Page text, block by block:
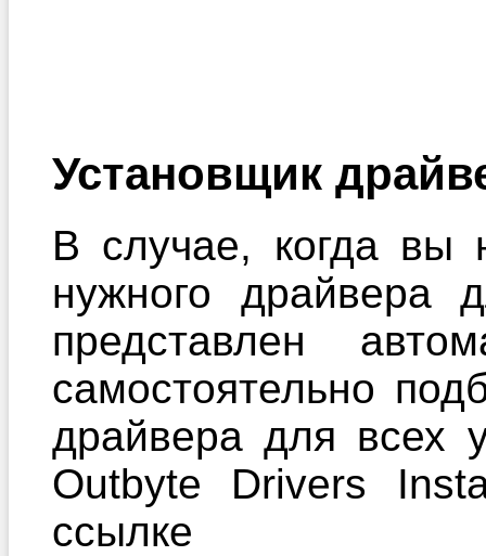
Установщик
В случае, когда вы
нужного драйвера
представлен
самостоятельно
драйвера для всех
Outbyte Drivers
ссылке